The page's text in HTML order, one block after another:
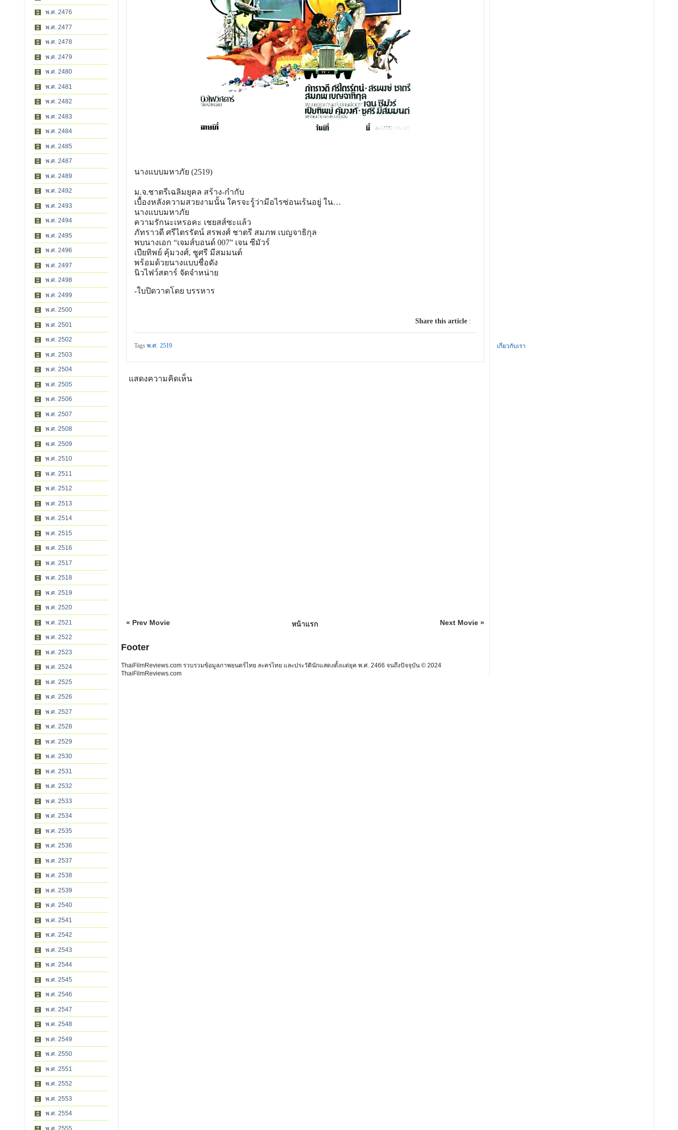
พ.ศ. 2476
พ.ศ. 2477
พ.ศ. 2478
พ.ศ. 2479
พ.ศ. 2480
พ.ศ. 2481
พ.ศ. 2482
พ.ศ. 2483
พ.ศ. 2484
พ.ศ. 2485
พ.ศ. 2487
พ.ศ. 2489
พ.ศ. 2492
พ.ศ. 2493
พ.ศ. 2494
พ.ศ. 2495
พ.ศ. 2496
พ.ศ. 2497
พ.ศ. 2498
พ.ศ. 2499
พ.ศ. 2500
พ.ศ. 2501
พ.ศ. 2502
พ.ศ. 2503
พ.ศ. 2504
พ.ศ. 2505
พ.ศ. 2506
พ.ศ. 2507
พ.ศ. 2508
พ.ศ. 2509
พ.ศ. 2510
พ.ศ. 2511
พ.ศ. 2512
พ.ศ. 2513
พ.ศ. 2514
พ.ศ. 2515
พ.ศ. 2516
พ.ศ. 2517
พ.ศ. 2518
พ.ศ. 2519
พ.ศ. 2520
พ.ศ. 2521
พ.ศ. 2522
พ.ศ. 2523
พ.ศ. 2524
พ.ศ. 2525
พ.ศ. 2526
พ.ศ. 2527
พ.ศ. 2528
พ.ศ. 2529
พ.ศ. 2530
พ.ศ. 2531
พ.ศ. 2532
พ.ศ. 2533
พ.ศ. 2534
พ.ศ. 2535
พ.ศ. 2536
พ.ศ. 2537
พ.ศ. 2538
พ.ศ. 2539
พ.ศ. 2540
พ.ศ. 2541
พ.ศ. 2542
พ.ศ. 2543
พ.ศ. 2544
พ.ศ. 2545
พ.ศ. 2546
พ.ศ. 2547
พ.ศ. 2548
พ.ศ. 2549
พ.ศ. 2550
พ.ศ. 2551
พ.ศ. 2552
พ.ศ. 2553
พ.ศ. 2554
พ.ศ. 2555
นางแบบมหาภัย (2519)
ม.จ.ชาตรีเฉลิมยุคล สร้าง-กำกับ
เบื้องหลังความสวยงามนั้น ใครจะรู้ว่ามีอไรซ่อนเร้นอย ู่ ใน…
นางแบบมหาภัย
ความรักนะเหรอคะ เชยสส์ซะแล้ว
ภัทราวดี ศรีไตรรัตน์ สรพงศ์ ชาตรี สมภพ เบญจาธิกุล
พบนางเอก “เจมส์บอนด์ 007” เจน ซีมัวร์
เปียทิพย์ คุ้มวงศ์, ชูศรี มีสมมนต์
พร้อมด้วยนางแบบชื่อดัง
นิวไฟว์สตาร์ จัดจำหน่าย
-ใบปิดวาดโดย บรรหาร
Share this article:
Tagsพ.ศ. 2519
แสดงความคิดเห็น
« Prev Movie Next Movie »
หน้าแรก
Footer
ThaiFilmReviews.com รวบรวมข้อมูลภาพยนตร์ไทย ละครไทย และประวัตินักแสดงตั้งแต่ยุค พ.ศ. 2466 จนถึงปัจจุบัน © 2024
ThaiFilmReviews.com
เกี่ยวกับเรา